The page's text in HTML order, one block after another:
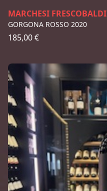
MARCHESI FRESCOBALDI
GORGONA ROSSO 2020
185,00 €